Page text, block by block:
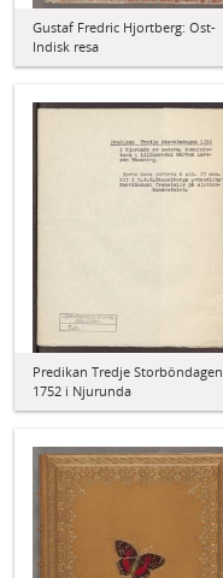
Gustaf Fredric Hjortberg: Ost-
Indisk resa
Predikan Tredje Storböndagen
1752 i Njurunda